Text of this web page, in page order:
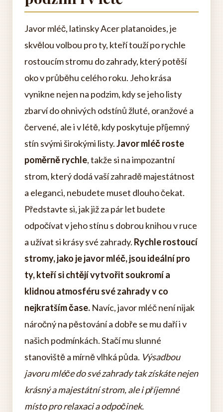
Javor mléč, latinsky Acer platanoides, je
skvělou volbou pro ty, kteří touží po rychle
rostoucím stromu do zahrady, který potěší
oko v průběhu celého roku. Jeho krása
vynikne nejen na podzim, kdy se jeho listy
zbarví do ohnivých odstínů žluté, oranžové a
červené, ale i v létě, kdy poskytuje příjemný
stín svými širokými listy.Javor mléč roste
poměrně rychle, takže si na impozantní
strom, který dodá vaší zahradě majestátnost
a eleganci, nebudete muset dlouho čekat.
Představte si, jak již za pár let budete
odpočívat v jeho stínu s dobrou knihou v ruce
a užívat si krásy své zahrady. Rychle rostoucí
stromy, jako je javor mléč, jsou ideální pro
ty, kteří si chtějí vytvořit soukromí a
klidnou atmosféru své zahrady v co
nejkratším čase. Navíc, javor mléč není nijak
náročný na pěstování a dobře se mu daří i v
našich podmínkách. Stačí mu slunné
stanoviště a mírně vlhká půda. Výsadbou
javoru mléče do své zahrady tak získáte nejen
krásný a majestátní strom, ale i příjemné
místo pro relaxaci a odpočinek.